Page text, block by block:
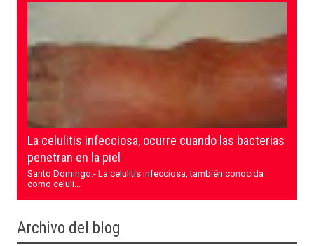
La celulitis infecciosa, ocurre cuando las bacterias
penetran en la piel
Santo Domingo.- La celulitis infecciosa, también conocida
como celuli...
Archivo del blog